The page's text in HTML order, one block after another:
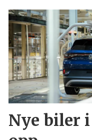
Nye biler